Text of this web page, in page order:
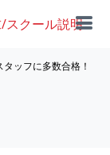
スクール説明
ッフに多数合格！